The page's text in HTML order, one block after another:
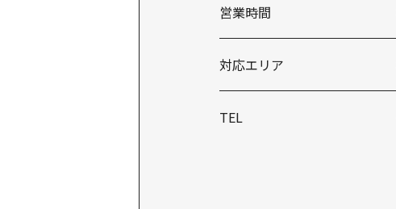
営業時間
対応エリア
TEL